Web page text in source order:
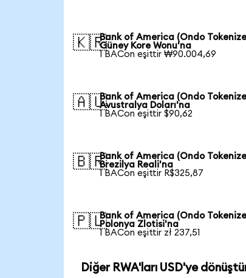
🇰🇷Bank of America (Ondo
Güney Kore Wonu'na
1 BACon eşittir ₩90.004,69
🇦🇺Bank of America (Ondo
Avustralya Doları'na
1 BACon eşittir $90,62
🇧🇷Bank of America (Ondo
Brezilya Reali'na
1 BACon eşittir R$325,87
🇵🇱Bank of America (Ondo
Polonya Zlotisi'na
1 BACon eşittir zł 237,51
Diğer RWA'ları USD'ye